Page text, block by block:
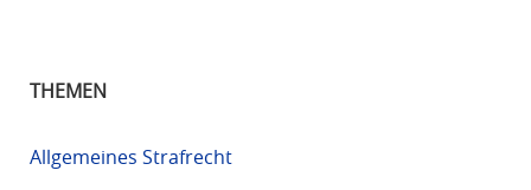
THEMEN
Allgemeines Strafrecht